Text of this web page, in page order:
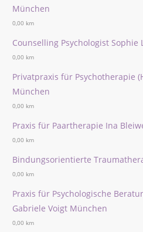
München
0,00 km
Counselling Psychologist
0,00 km
Privatpraxis für Psychotherapie
München
0,00 km
Praxis für Paartherapie Ina
0,00 km
Bindungsorientierte
0,00 km
Praxis für Psychologische
Gabriele Voigt München
0,00 km